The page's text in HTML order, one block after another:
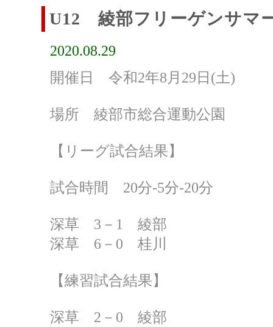
U12 綾部フリーゲンサマ
2020.08.29
開催日 令和2年8月29日(土)
場所 綾部市総合運動公園
【リーグ試合結果】
試合時間 20分‐5分‐20分
深草 3－1 綾部
深草 6－0 桂川
【練習試合結果】
深草 2－0 綾部